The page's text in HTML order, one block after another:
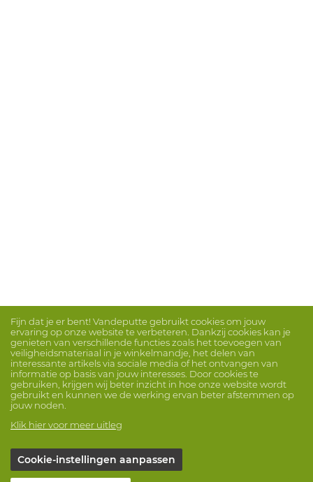
Fijn dat je er bent! Vandeputte gebruikt cookies om jouw
ervaring op onze website te verbeteren. Dankzij cookies kan je
genieten van verschillende functies zoals het toevoegen van
veiligheidsmateriaal in je winkelmandje, het delen van
interessante artikels via sociale media of het ontvangen van
informatie op basis van jouw interesses. Door cookies te
gebruiken, krijgen wij beter inzicht in hoe onze website wordt
gebruikt en kunnen we de werking ervan beter afstemmen op
jouw noden.
Klik hier voor meer uitleg
Cookie-instellingen aanpassen